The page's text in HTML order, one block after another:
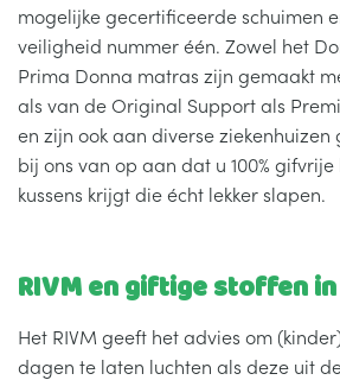
mogelijke gecertificeerde schuimen
veiligheid nummer één. Zowel het
Prima Donna matras zijn gemaakt
als van de Original Support als
en zijn ook aan diverse ziekenhuizen
bij ons van op aan dat u 100%
kussens krijgt die écht lekker slapen.
RIVM en giftige stoffen
Het RIVM geeft het advies om
dagen te laten luchten als deze uit